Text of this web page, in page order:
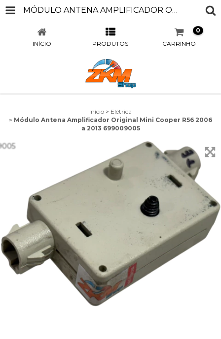
MÓDULO ANTENA AMPLIFICADOR ORIGINAL MINI COOPER R56 2006 A 2013 699009005
INÍCIO PRODUTOS CARRINHO
0
Início > Elétrica
> Módulo Antena Amplificador Original Mini Cooper R56 2006
a 2013 699009005